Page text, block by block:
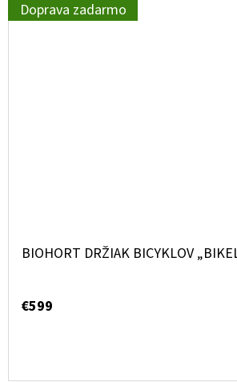
Doprava zadarmo
BIOHORT DRŽIAK BICYKLOV
€599